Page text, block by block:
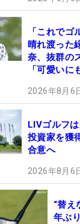
「これでゴ
晴れ渡った
奈、抜群の
「可愛いに
2026年8月6
LIVゴルフ
投資家を獲
合意へ
2026年8月6
“替え
年ぶ